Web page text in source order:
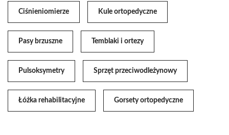
Ciśnieniomierze Kule ortopedyczne
Pasy brzuszne Temblaki i ortezy
Pulsoksymetry Sprzęt przeciwodleżynowy
Łóżka rehabilitacyjne Gorsety ortopedyczne